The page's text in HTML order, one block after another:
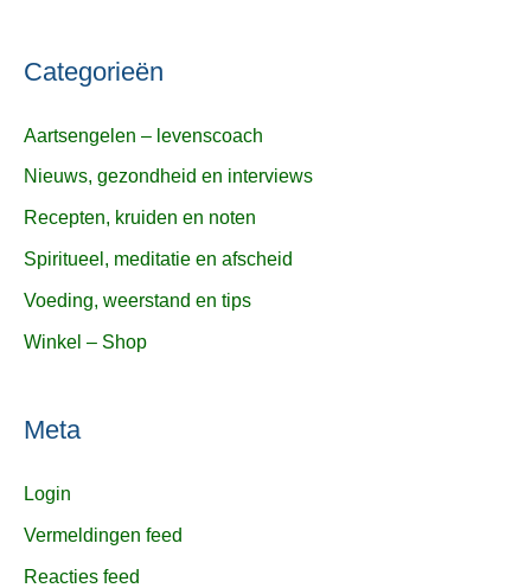
Categorieën
Aartsengelen – levenscoach
Nieuws, gezondheid en interviews
Recepten, kruiden en noten
Spiritueel, meditatie en afscheid
Voeding, weerstand en tips
Winkel – Shop
Meta
Login
Vermeldingen feed
Reacties feed